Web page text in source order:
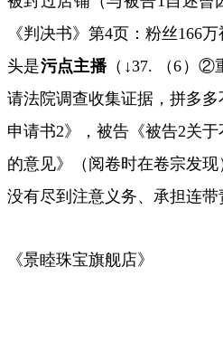
《判决书》第4页：粉丝166万
头是污点主播 （↓37. （6 ）②
请法院调查收集证据，拼多
申请书2》，被告《被告2关于
的意见》（阅卷时在卷宗发
没有尽到注意义务、承担连带
《景睦珠宝旗舰店》